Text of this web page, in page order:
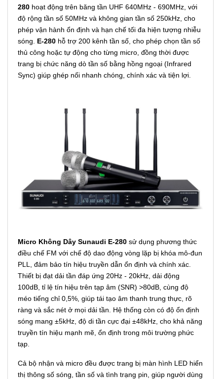
280 hoạt động trên băng tần UHF 640MHz - 690MHz, với
độ rộng tần số 50MHz và không gian tần số 250kHz, cho
phép vận hành ổn định và hạn chế tối đa hiện tượng nhiễu
sóng. E-280 hỗ trợ 200 kênh tần số, cho phép chọn tần số
thủ công hoặc tự động cho từng micro, đồng thời được
trang bị chức năng dò tần số bằng hồng ngoại (Infrared
Sync) giúp ghép nối nhanh chóng, chính xác và tiện lợi.
Micro Không Dây Sunaudi E-280 sử dụng phương thức
điều chế FM với chế độ dao động vòng lặp bị khóa mô-đun
PLL, đảm bảo tín hiệu truyền dẫn ổn định và chính xác.
Thiết bị đạt dải tần đáp ứng 20Hz - 20kHz, dải động
100dB, tỉ lệ tín hiệu trên tạp âm (SNR) >80dB, cùng độ
méo tiếng chỉ 0,5%, giúp tái tạo âm thanh trung thực, rõ
ràng và sắc nét ở mọi dải tần. Hệ thống còn có độ ổn định
sóng mang ±5kHz, độ di tần cực đại ±48kHz, cho khả năng
truyền tín hiệu mạnh mẽ, ổn định trong môi trường phức
tạp.
Cả bộ nhận và micro đều được trang bị màn hình LED hiển
thị thông số sóng, tần số và tình trạng pin, giúp người dùng